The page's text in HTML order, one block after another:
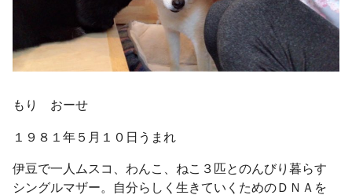
もり おーせ
１９８１年５月１０日うまれ
伊豆で一人ムスコ、わんこ、ねこ３匹とのんびり暮らす
シングルマザー。自分らしく生きていくためのＤＮＡを